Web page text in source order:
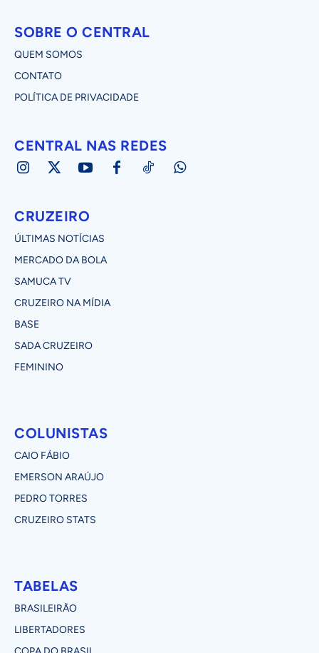
SOBRE O CENTRAL
QUEM SOMOS
CONTATO
POLÍTICA DE PRIVACIDADE
CENTRAL NAS REDES
CRUZEIRO
ÚLTIMAS NOTÍCIAS
MERCADO DA BOLA
SAMUCA TV
CRUZEIRO NA MÍDIA
BASE
SADA CRUZEIRO
FEMININO
COLUNISTAS
CAIO FÁBIO
EMERSON ARAÚJO
PEDRO TORRES
CRUZEIRO STATS
TABELAS
BRASILEIRÃO
LIBERTADORES